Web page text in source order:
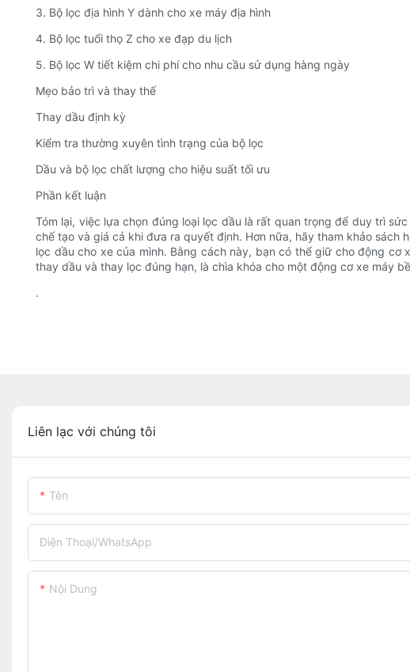
3. Bộ lọc địa hình Y dành cho xe máy địa hình
4. Bộ lọc tuổi thọ Z cho xe đạp du lịch
5. Bộ lọc W tiết kiệm chi phí cho nhu cầu sử dụng hàng ngày
Mẹo bảo trì và thay thế
Thay dầu định kỳ
Kiểm tra thường xuyên tình trạng của bộ lọc
Dầu và bộ lọc chất lượng cho hiệu suất tối ưu
Phần kết luận
Tóm lại, việc lựa chọn đúng loại lọc dầu là rất quan trọng để duy trì
chế tạo và giá cả khi đưa ra quyết định. Hơn nữa, hãy tham khảo
lọc dầu cho xe của mình. Bằng cách này, bạn có thể giữ cho động
thay dầu và thay lọc đúng hạn, là chìa khóa cho một động cơ xe máy
.
Liên lạc với chúng tôi
Tên
Điện Thoại/WhatsApp
Nội Dung